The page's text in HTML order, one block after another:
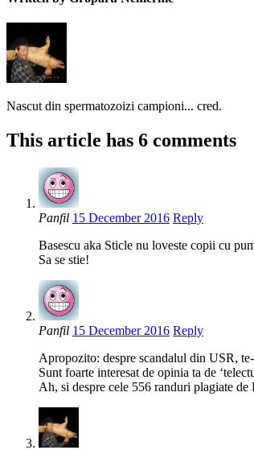
Nascut din spermatozoizi campioni... cred.
This article has 6 comments
Panfil 15 December 2016 Reply
Basescu aka Sticle nu loveste copii cu
Sa se stie!
Panfil 15 December 2016 Reply
Apropozito: despre scandalul din USR,
Sunt foarte interesat de opinia ta de
Ah, si despre cele 556 randuri plagiate